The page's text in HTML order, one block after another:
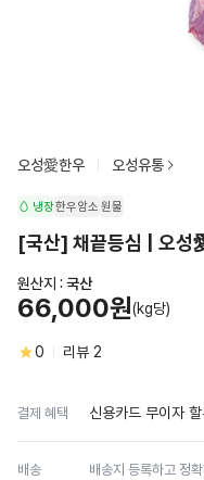
오성愛한우 오성유통
냉장한우암소 원물
[국산] 채끝등심 | 오성
원산지 : 국산
66,000원(kg당)
0 리뷰 2
결제 혜택 신용카드 무이자
배송 배송지 등록하고 정